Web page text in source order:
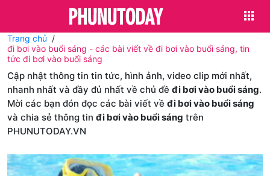
Trang chủ
đi bơi vào buổi sáng - các bài viết về đi bơi vào buổi sáng, tin
tức đi bơi vào buổi sáng
Cập nhật thông tin tin tức, hình ảnh, video clip mới nhất,
nhanh nhất và đầy đủ nhất về chủ đề đi bơi vào buổi sáng.
Mời các bạn đón đọc các bài viết về đi bơi vào buổi sáng
và chia sẻ thông tin đi bơi vào buổi sáng trên
PHUNUTODAY.VN